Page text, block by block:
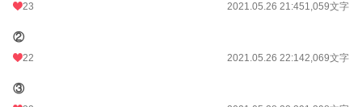
23 2021.05.26 21:451,059文字
②
22 2021.05.26 22:142,069文字
③